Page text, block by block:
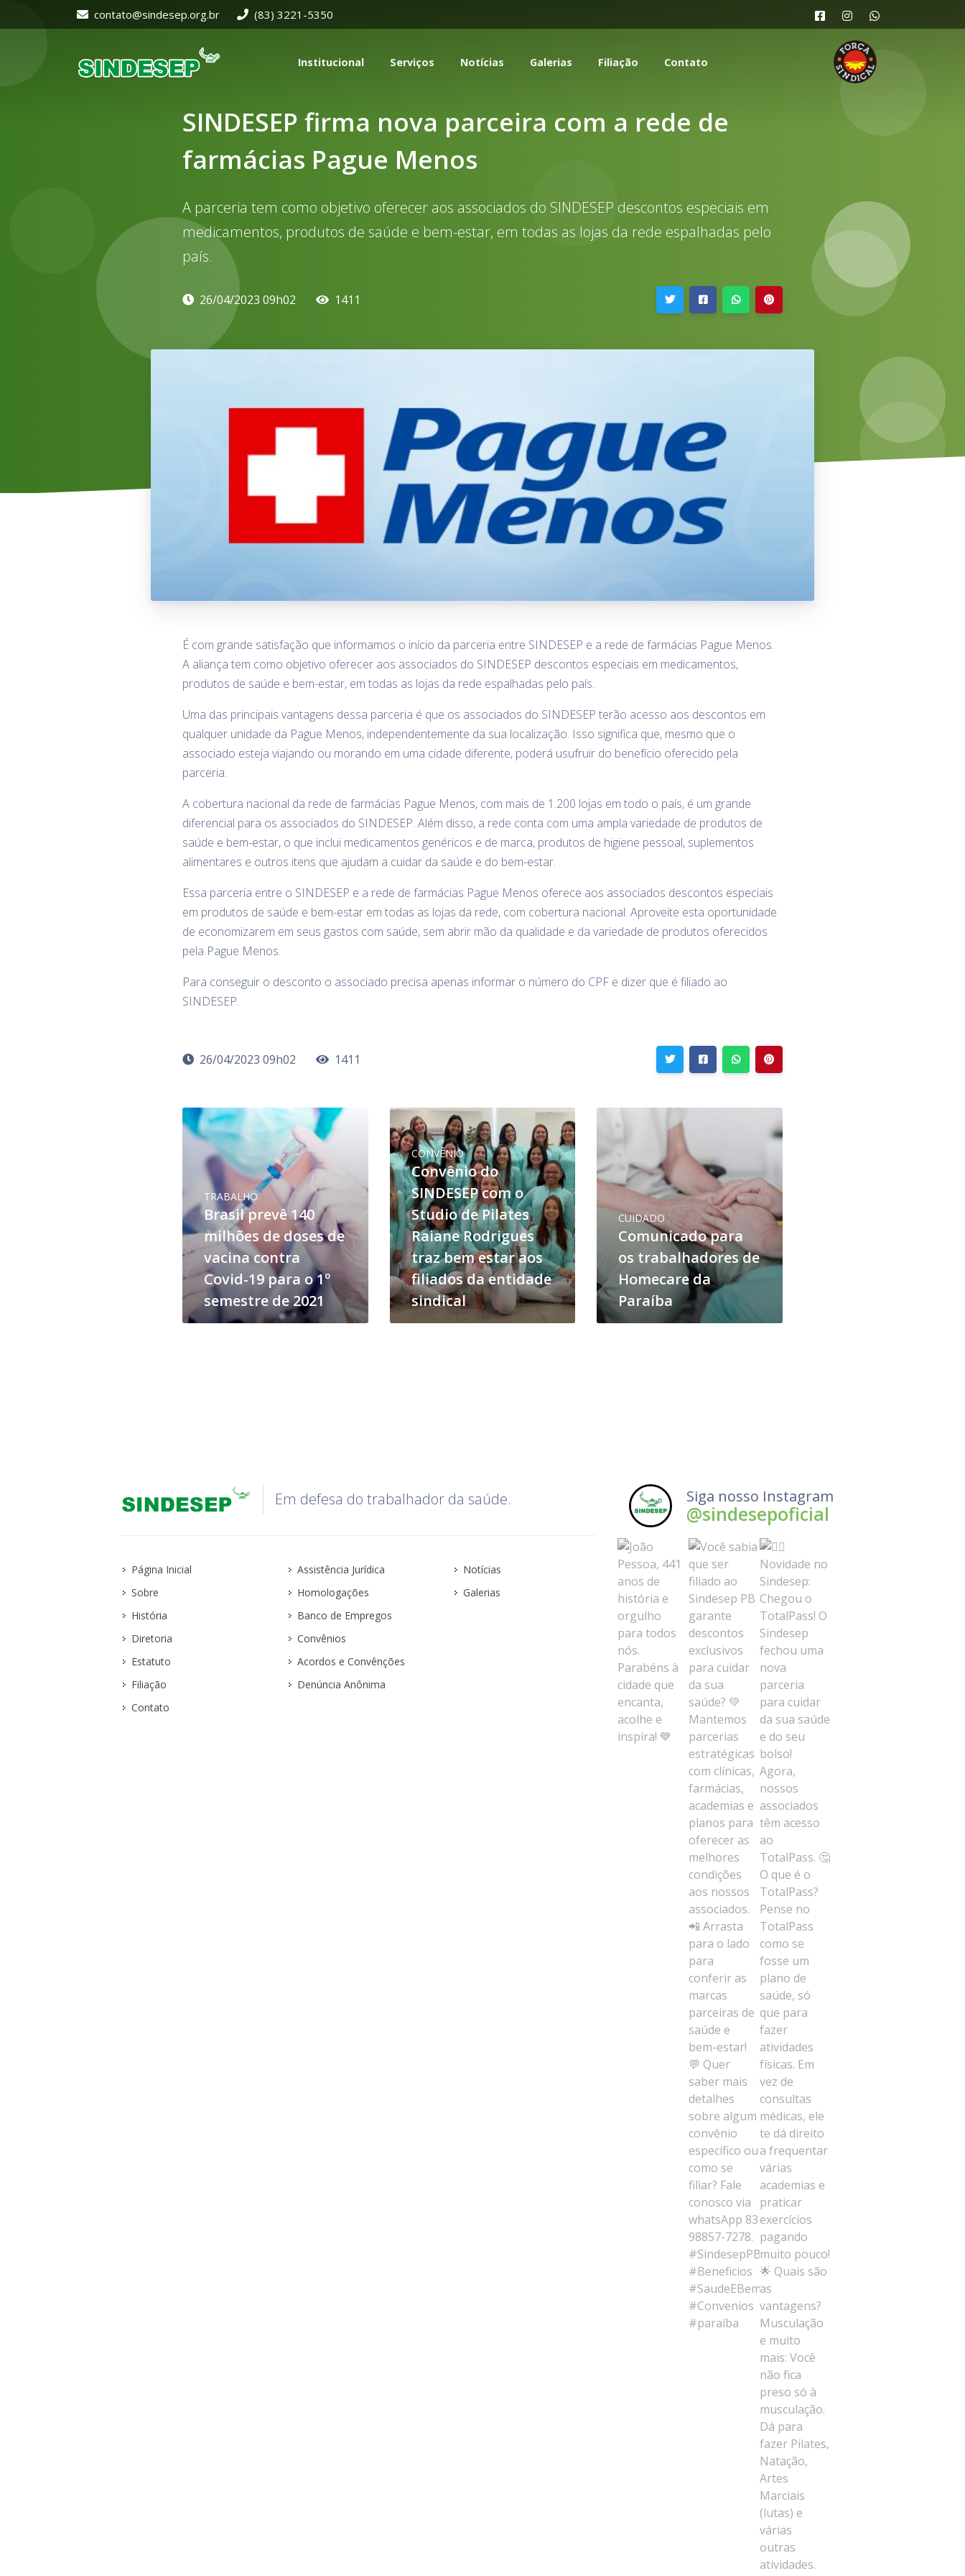
contato@sindesep.org.br (83) 3221-5350
Institucional Serviços Notícias Galerias Filiação Contato
SINDESEP firma nova parceira com a rede de
farmácias Pague Menos
A parceria tem como objetivo oferecer aos associados do SINDESEP descontos especiais em
medicamentos, produtos de saúde e bem-estar, em todas as lojas da rede espalhadas pelo
país.
26/04/2023 09h02 1411
É com grande satisfação que informamos o início da parceria entre SINDESEP e a rede de farmácias Pague Menos.
A aliança tem como objetivo oferecer aos associados do SINDESEP descontos especiais em medicamentos,
produtos de saúde e bem-estar, em todas as lojas da rede espalhadas pelo país.
Uma das principais vantagens dessa parceria é que os associados do SINDESEP terão acesso aos descontos em
qualquer unidade da Pague Menos, independentemente da sua localização. Isso significa que, mesmo que o
associado esteja viajando ou morando em uma cidade diferente, poderá usufruir do benefício oferecido pela
parceria.
A cobertura nacional da rede de farmácias Pague Menos, com mais de 1.200 lojas em todo o país, é um grande
diferencial para os associados do SINDESEP. Além disso, a rede conta com uma ampla variedade de produtos de
saúde e bem-estar, o que inclui medicamentos genéricos e de marca, produtos de higiene pessoal, suplementos
alimentares e outros itens que ajudam a cuidar da saúde e do bem-estar.
Essa parceria entre o SINDESEP e a rede de farmácias Pague Menos oferece aos associados descontos especiais
em produtos de saúde e bem-estar em todas as lojas da rede, com cobertura nacional. Aproveite esta oportunidade
de economizarem em seus gastos com saúde, sem abrir mão da qualidade e da variedade de produtos oferecidos
pela Pague Menos.
Para conseguir o desconto o associado precisa apenas informar o número do CPF e dizer que é filiado ao
SINDESEP.
26/04/2023 09h02 1411
TRABALHO
Brasil prevê 140
milhões de doses de
vacina contra
Covid-19 para o 1º
semestre de 2021
CONVÊNIO
Convênio do
SINDESEP com o
Studio de Pilates
Raiane Rodrigues
traz bem estar aos
filiados da entidade
sindical
CUIDADO
Comunicado para
os trabalhadores de
Homecare da
Paraíba
Em defesa do trabalhador da saúde.
Página Inicial
Sobre
História
Diretoria
Estatuto
Filiação
Contato
Assistência Jurídica
Homologações
Banco de Empregos
Convênios
Acordos e Convênções
Denúncia Anônima
Notícias
Galerias
Siga nosso Instagram
@sindesepoficial